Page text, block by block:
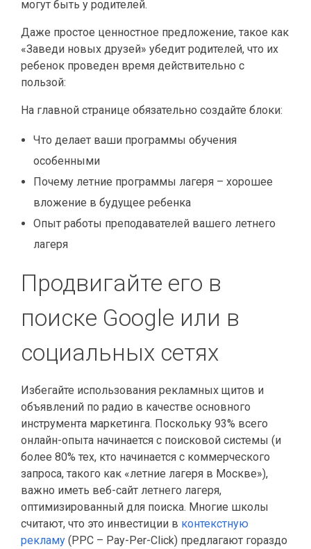
могут быть у родителей.
Даже простое ценностное предложение, такое как
«Заведи новых друзей» убедит родителей, что их
ребенок проведен время действительно с
пользой:
На главной странице обязательно создайте блоки:
Что делает ваши программы обучения
особенными
Почему летние программы лагеря – хорошее
вложение в будущее ребенка
Опыт работы преподавателей вашего летнего
лагеря
Продвигайте его в
поиске Google или в
социальных сетях
Избегайте использования рекламных щитов и
объявлений по радио в качестве основного
инструмента маркетинга. Поскольку 93% всего
онлайн-опыта начинается с поисковой системы (и
более 80% тех, кто начинается с коммерческого
запроса, такого как «летние лагеря в Москве»),
важно иметь веб-сайт летнего лагеря,
оптимизированный для поиска. Многие школы
считают, что это инвестиции в контекстную
рекламу (PPC – Pay-Per-Click) предлагают гораздо